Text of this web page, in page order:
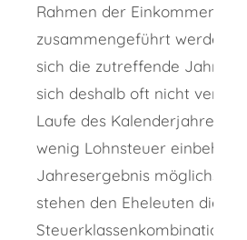
Rahmen der
zusammengeführt werden.
sich die zutreffende
sich deshalb oft nicht
Laufe des Kalenderjahres zu
wenig Lohnsteuer
Jahresergebnis möglichst
stehen den Eheleuten die
Steuerklassenkombinationen